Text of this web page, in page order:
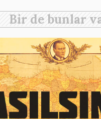
Bir de bunlar